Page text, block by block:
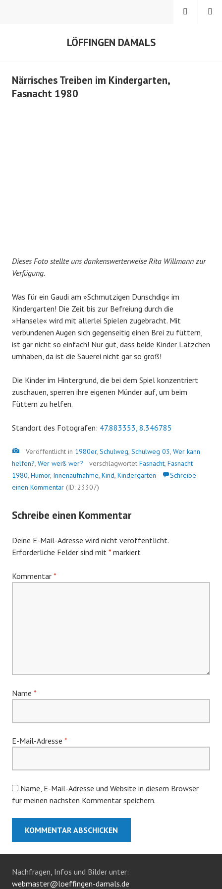
LÖFFINGEN DAMALS
MENÜ
SUCHEN
Närrisches Treiben im Kindergarten,
Fasnacht 1980
Dieses Foto stellte uns dankenswerterweise Rita Willmann zur
Verfügung.
Was für ein Gaudi am »Schmutzigen Dunschdig« im
Kindergarten! Die Zeit bis zur Befreiung durch die
»Hansele« wird mit allerlei Spielen zugebracht. Mit
verbundenen Augen sich gegenseitig einen Brei zu füttern,
ist gar nicht so einfach! Nur gut, dass beide Kinder Lätzchen
umhaben, da ist die Sauerei nicht gar so groß!
Die Kinder im Hintergrund, die bei dem Spiel konzentriert
zuschauen, sperren ihre eigenen Münder auf, um beim
Füttern zu helfen.
Standort des Fotografen: 47.883353, 8.346785
Bild
Veröffentlicht in 1980er, Schulweg, Schulweg 03, Wer kann
helfen?, Wer weiß wer? verschlagwortet Fasnacht, Fasnacht
1980, Humor, Innenaufnahme, Kind, Kindergarten
Schreibe
einen Kommentar (ID: 23307)
Schreibe einen Kommentar
Deine E-Mail-Adresse wird nicht veröffentlicht.
Erforderliche Felder sind mit * markiert
Kommentar *
Name *
E-Mail-Adresse *
Name, E-Mail-Adresse und Website in diesem Browser
für meinen nächsten Kommentar speichern.
Nachfragen, Infos und Bilder unter:
webmaster@loeffingen-damals.de